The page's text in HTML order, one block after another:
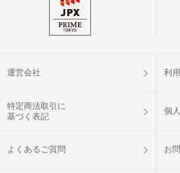
運営会社 利
特定商法取引に
基づく表記
個
よくあるご質問 お